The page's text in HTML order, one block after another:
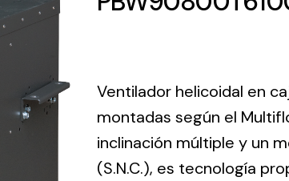
and
incorporation of
Novovent into
the group
Ventilador helicoidal en
montadas según el
inclinación múltiple y un
(S.N.C.), es tecnología